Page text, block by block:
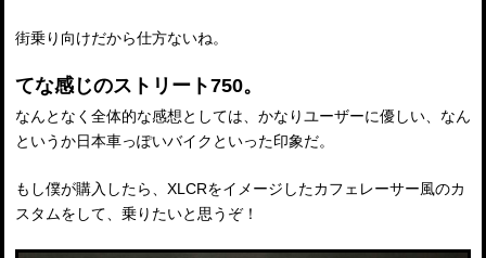
街乗り向けだから仕方ないね。
てな感じのストリート750。
なんとなく全体的な感想としては、かなりユーザーに優しい、なん
というか日本車っぽいバイクといった印象だ。
もし僕が購入したら、XLCRをイメージしたカフェレーサー風のカ
スタムをして、乗りたいと思うぞ！